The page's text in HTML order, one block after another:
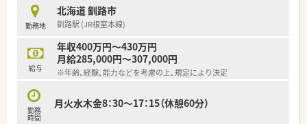
勤務地
北海道 釧路市
釧路駅 (JR根室本線)
給与
年収400万円～430万円
月給285,000円～307,000円
※年齢、経験、能力などを考慮の上、規定により決定
勤務
時間
月火水木金8：30～17：15（休憩60分）